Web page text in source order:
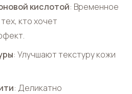
кислотой: Временное
кто хочет
: Улучшают текстуру кожи
: Деликатно